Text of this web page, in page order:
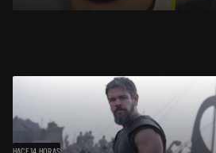
HACE 14 HORAS